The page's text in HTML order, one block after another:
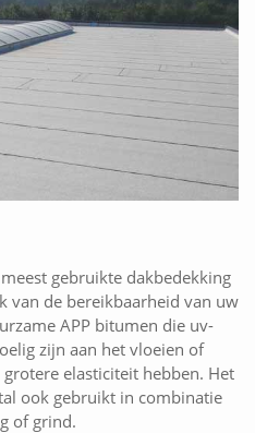
gebruikte dakbedekking
van de bereikbaarheid van uw
APP bitumen die uv-
zijn aan het vloeien of
elasticiteit hebben. Het
ook gebruikt in combinatie
of grind.